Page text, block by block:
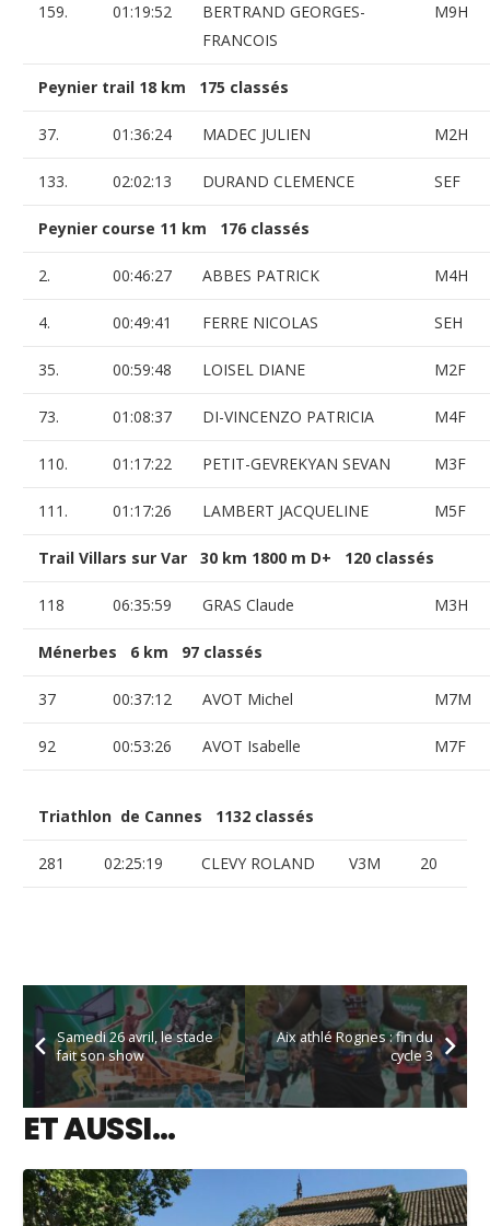
159. 01:19:52
BERTRAND GEORGES-
FRANCOIS
M9H
Peynier trail 18 km 175 classés
37. 01:36:24 MADEC JULIEN M2H
133. 02:02:13 DURAND CLEMENCE SEF
Peynier course 11 km 176 classés
2. 00:46:27 ABBES PATRICK M4H
4. 00:49:41 FERRE NICOLAS SEH
35. 00:59:48 LOISEL DIANE M2F
73. 01:08:37 DI-VINCENZO PATRICIA M4F
110. 01:17:22 PETIT-GEVREKYAN SEVAN M3F
111. 01:17:26 LAMBERT JACQUELINE M5F
Trail Villars sur Var 30 km 1800 m D+ 120 classés
118 06:35:59 GRAS Claude M3H
Ménerbes 6 km 97 classés
37 00:37:12 AVOT Michel M7M
92 00:53:26 AVOT Isabelle M7F
Triathlon de Cannes 1132 classés
281 02:25:19 CLEVY ROLAND V3M 20
Samedi 26 avril, le stade
fait son show
Aix athlé Rognes : fin du
cycle 3
ET AUSSI…